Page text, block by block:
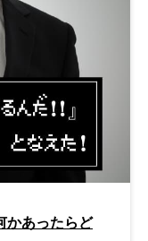
かあったらど